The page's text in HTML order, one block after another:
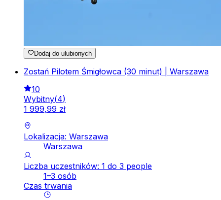
Dodaj do ulubionych
Zostań Pilotem Śmigłowca (30 minut) | Warszawa
10
Wybitny(4)
1 999,99 zł
Lokalizacja: Warszawa
Warszawa
Liczba uczestników: 1 do 3 people
1–3 osób
Czas trwania